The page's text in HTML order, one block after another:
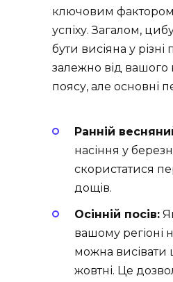
ключовим
успіху. Загалом,
бути висіяна у
залежно від вашого
поясу, але основні
Ранній
насіння у
скористатися
дощів.
Осінній посів:
вашому регіоні
можна висівати
жовтні. Це